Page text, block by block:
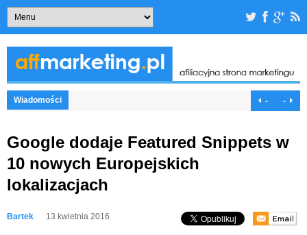
Wiadomości - -
Google dodaje Featured Snippets w
10 nowych Europejskich
lokalizacjach
Bartek 13 kwietnia 2016